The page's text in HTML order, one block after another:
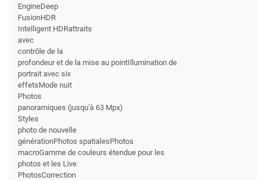
EngineDeep
FusionHDR
Intelligent HDRattraits
avec
contrôle de la
profondeur et de la mise au pointIllumination de
portrait avec six
effetsMode nuit
Photos
panoramiques (jusqu'à 63 Mpx)
Styles
photo de nouvelle
générationPhotos spatialesPhotos
macroGamme de couleurs étendue pour les
photos et les Live
PhotosCorrection